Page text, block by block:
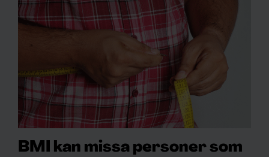
BMI kan missa personer som